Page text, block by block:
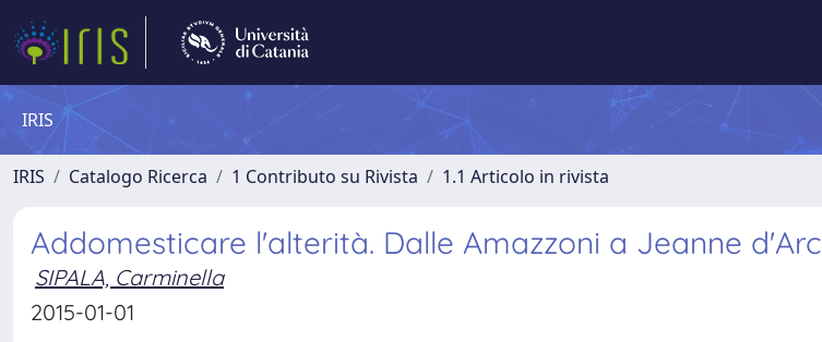
IRIS
IRIS Catalogo Ricerca 1 Contributo su Rivista 1.1 Articolo in rivista
Addomesticare l'alterità. Dalle Amazzoni a Jeanne d'Arc
SIPALA, Carminella
2015-01-01